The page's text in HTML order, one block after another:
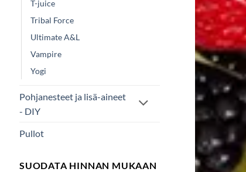
T-juice
Tribal Force
Ultimate A&L
Vampire
Yogi
Pohjanesteet ja lisä-aineet
- DIY
Pullot
SUODATA HINNAN MUKAAN